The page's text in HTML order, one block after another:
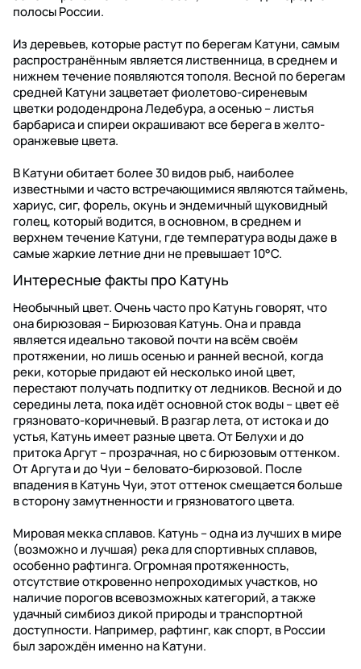
полосы России.
Из деревьев, которые растут по берегам Катуни, самым
распространённым является лиственница, в среднем и
нижнем течение появляются тополя. Весной по берегам
средней Катуни зацветает фиолетово-сиреневым
цветки рододендрона Ледебура, а осенью – листья
барбариса и спиреи окрашивают все берега в желто-
оранжевые цвета.
В Катуни обитает более 30 видов рыб, наиболее
известными и часто встречающимися являются таймень,
хариус, сиг, форель, окунь и эндемичный щуковидный
голец, который водится, в основном, в среднем и
верхнем течение Катуни, где температура воды даже в
самые жаркие летние дни не превышает 10°C.
Интересные факты про Катунь
Необычный цвет. Очень часто про Катунь говорят, что
она бирюзовая – Бирюзовая Катунь. Она и правда
является идеально таковой почти на всём своём
протяжении, но лишь осенью и ранней весной, когда
реки, которые придают ей несколько иной цвет,
перестают получать подпитку от ледников. Весной и до
середины лета, пока идёт основной сток воды – цвет её
грязновато-коричневый. В разгар лета, от истока и до
устья, Катунь имеет разные цвета. От Белухи и до
притока Аргут – прозрачная, но с бирюзовым оттенком.
От Аргута и до Чуи – беловато-бирюзовой. После
впадения в Катунь Чуи, этот оттенок смещается больше
в сторону замутненности и грязноватого цвета.
Мировая мекка сплавов. Катунь – одна из лучших в мире
(возможно и лучшая) река для спортивных сплавов,
особенно рафтинга. Огромная протяженность,
отсутствие откровенно непроходимых участков, но
наличие порогов всевозможных категорий, а также
удачный симбиоз дикой природы и транспортной
доступности. Например, рафтинг, как спорт, в России
был зарождён именно на Катуни.